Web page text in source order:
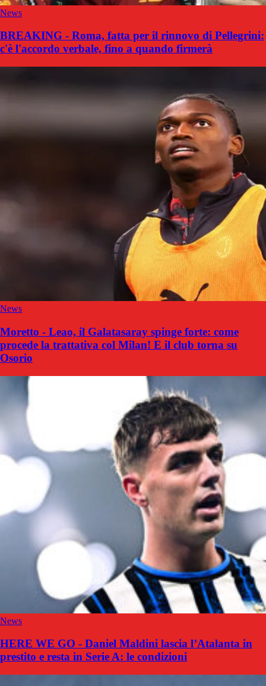
News
BREAKING - Roma, fatta per il rinnovo di Pellegrini:
c'è l'accordo verbale, fino a quando firmerà
News
Moretto - Leao, il Galatasaray spinge forte: come
procede la trattativa col Milan! E il club torna su
Osorio
News
HERE WE GO - Daniel Maldini lascia l’Atalanta in
prestito e resta in Serie A: le condizioni